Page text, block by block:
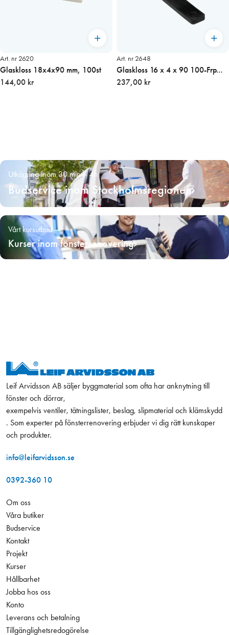
Art. nr 2620
Glaskloss 18x4x90 mm, 100st
144,00 kr
Art. nr 2648
Glaskloss 16 x 4 x 90 100-Frp
(1500 st/kart)
237,00 kr
Utkörning inom 30 min – 4h
Budservice inom Stockholmsregionen
Vårt kursutbud
Kurser inom fönsterrenovering
Leif Arvidsson AB säljer byggmaterial som ofta har anknytning till
fönster och dörrar,
exempelvis ventiler, tätningslister, beslag, slipmaterial och klämskydd
. Som experter på fönsterrenovering erbjuder vi dig rätt kunskaper
och produkter.
info@leifarvidsson.se
0392-360 10
Om oss
Våra butiker
Budservice
Kontakt
Projekt
Kurser
Hållbarhet
Jobba hos oss
Konto
Leverans och betalning
Tillgänglighetsredogörelse